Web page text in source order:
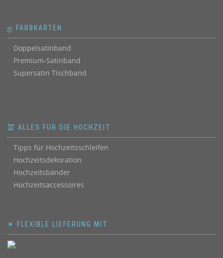
ஐ FARBKARTEN
Doppelsatinband
Premium-Satinband
Supersatin Tischband
💒 ALLES FÜR DIE HOCHZEIT
Tipps für Hochzeitsschleifen
Hochzeitsdekoration
Hochzeitsbänder
Hochzeitsaccessoires
✈ FLEXIBLE LIEFERUNG MIT